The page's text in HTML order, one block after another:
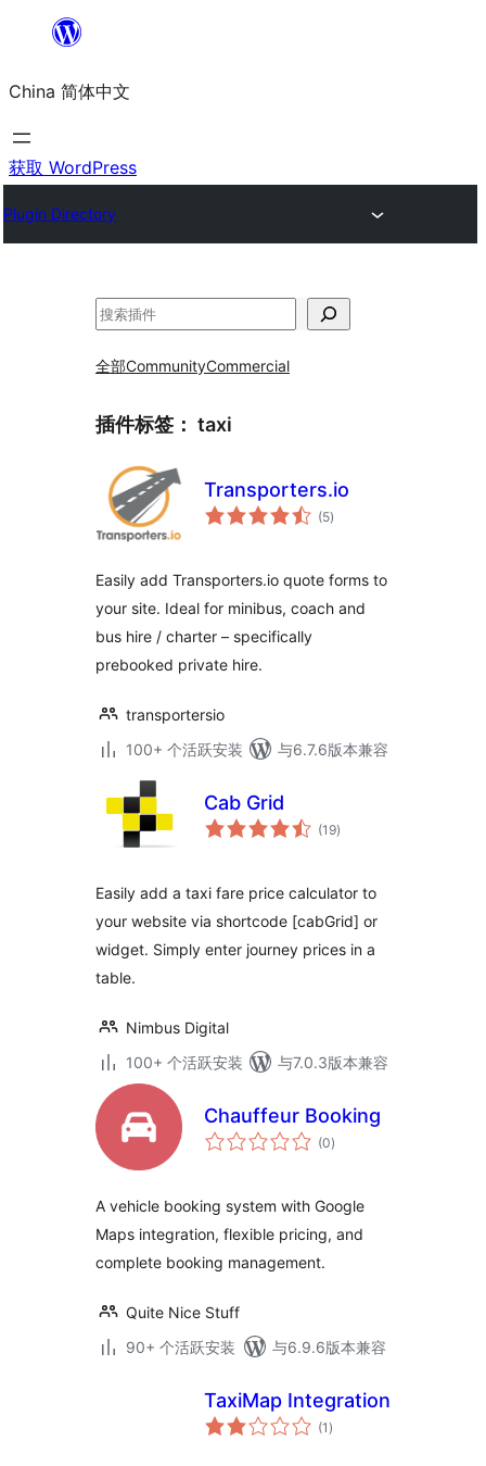
内
容
China 简体中文
获取 WordPress
Plugin Directory
搜
全部CommunityCommercial
插件标签： taxi
Transporters.io
(5总
评)
Easily add Transporters.io quote forms to
your site. Ideal for minibus, coach and
bus hire / charter – specifically
prebooked private hire.
transportersio
100+ 个活跃安装
与6.7.6版本兼容
Cab Grid
(19总
评)
Easily add a taxi fare price calculator to
your website via shortcode [cabGrid] or
widget. Simply enter journey prices in a
table.
Nimbus Digital
100+ 个活跃安装
与7.0.3版本兼容
Chauffeur Booking
(0总
评)
A vehicle booking system with Google
Maps integration, flexible pricing, and
complete booking management.
Quite Nice Stuff
90+ 个活跃安装
与6.9.6版本兼容
TaxiMap Integration
(1 总
评)